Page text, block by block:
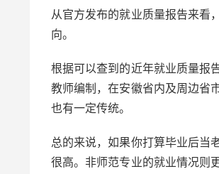
从官方发布的就业质量报告来看
向。
根据可以查到的近年就业质量报
教师编制，在安徽省内及周边省
也有一定传统。
总的来说，如果你打算毕业后当
很高。非师范专业的就业情况则